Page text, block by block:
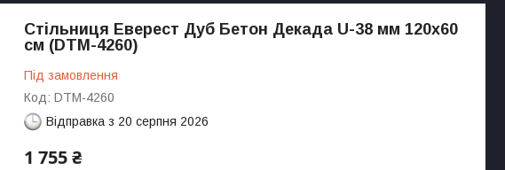
Стільниця Еверест Дуб Бетон Декада U-38 мм 120х60
см (DTM-4260)
Під замовлення
Код: DTM-4260
Відправка з 20 серпня 2026
1 755 ₴